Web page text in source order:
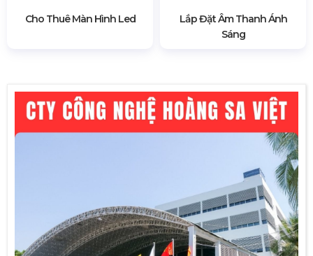
Cho Thuê Màn Hình Led
Lắp Đặt Âm Thanh Ánh
Sáng